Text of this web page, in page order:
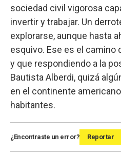
sociedad civil vigorosa
invertir y trabajar. Un
explorarse, aunque hasta
esquivo. Ese es el camino
y que respondiendo a la
Bautista Alberdi, quizá
en el continente
habitantes.
¿Encontraste un error? Reportar